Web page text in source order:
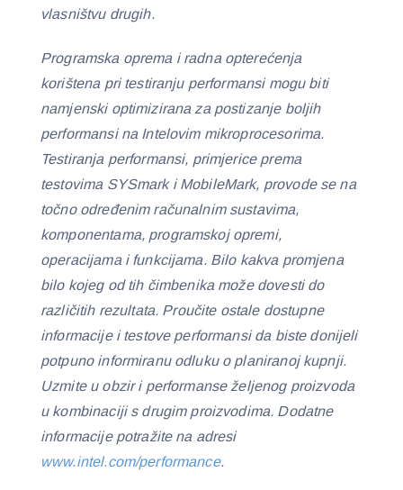
vlasništvu drugih.
Programska oprema i radna opterećenja
korištena pri testiranju performansi mogu biti
namjenski optimizirana za postizanje boljih
performansi na Intelovim mikroprocesorima.
Testiranja performansi, primjerice prema
testovima SYSmark i MobileMark, provode se na
točno određenim računalnim sustavima,
komponentama, programskoj opremi,
operacijama i funkcijama. Bilo kakva promjena
bilo kojeg od tih čimbenika može dovesti do
različitih rezultata. Proučite ostale dostupne
informacije i testove performansi da biste donijeli
potpuno informiranu odluku o planiranoj kupnji.
Uzmite u obzir i performanse željenog proizvoda
u kombinaciji s drugim proizvodima. Dodatne
informacije potražite na adresi
www.intel.com/performance.